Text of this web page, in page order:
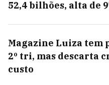
52,4 bilhões, alta de
Magazine Luiza tem
2º tri, mas descarta
custo